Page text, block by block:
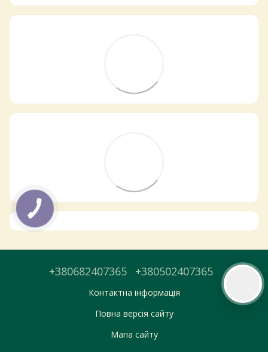
+380682407365 +380502407365
Контактна інформація
Повна версія сайту
Мапа сайту
Самовивіз з магазинів
Дізнатись більше про самовивіз